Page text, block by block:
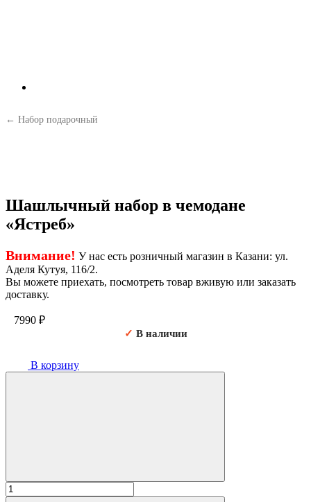
← Набор подарочный
Шашлычный набор в чемодане
«Ястреб»
Внимание! У нас есть розничный магазин в Казани: ул.
Аделя Кутуя, 116/2.
Вы можете приехать, посмотреть товар вживую или заказать
доставку.
7990 ₽
✓ В наличии
В корзину
Количество
товара